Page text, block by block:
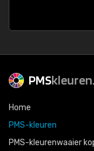
PMS
Home
PMS-kleuren
PMS-kleurenwaaier